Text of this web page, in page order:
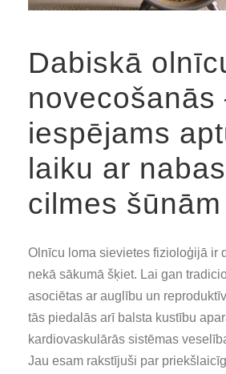
Dabiskā
novecošanās
iespējams
laiku ar
cilmes šūnām
Olnīcu loma sievietes fizioloģijā ir
nekā sākumā šķiet. Lai gan
asociētas ar auglību un
tās piedalās arī balsta kustību
kardiovaskulārās sistēmas
Jau esam rakstījuši par